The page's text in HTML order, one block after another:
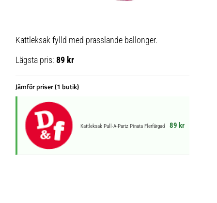
Kattleksak fylld med prasslande ballonger.
Lägsta pris: 89 kr
Jämför priser (1 butik)
Kattleksak Pull-A-Partz Pinata Flerfärgad 89 kr